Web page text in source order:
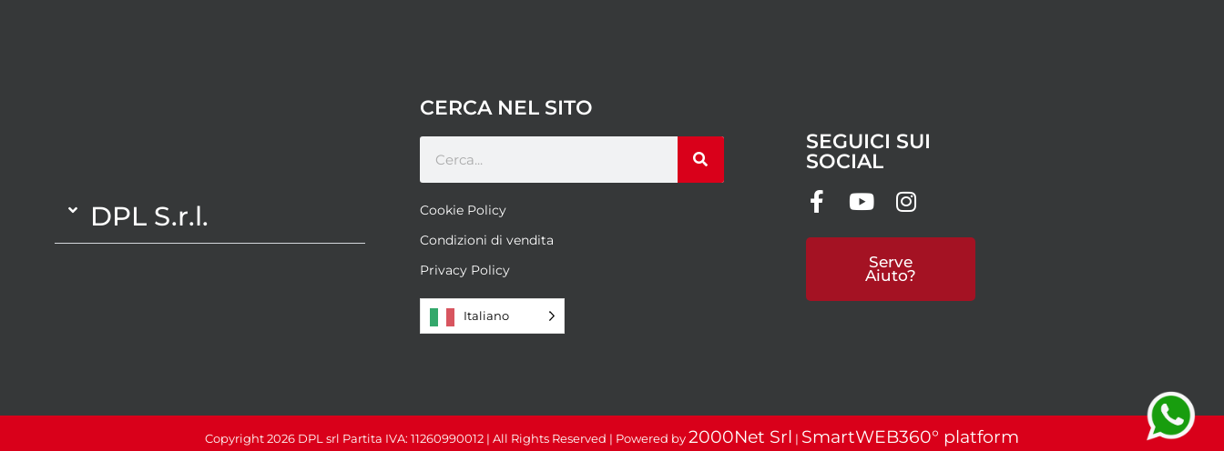
DPL S.r.l.
CERCA NEL SITO
Cookie Policy
Condizioni di vendita
Privacy Policy
Italiano
SEGUICI SUI
SOCIAL
Serve
Aiuto?
Copyright 2026 DPL srl Partita IVA: 11260990012 | All Rights Reserved | Powered by2000Net Srl | SmartWEB360° platform